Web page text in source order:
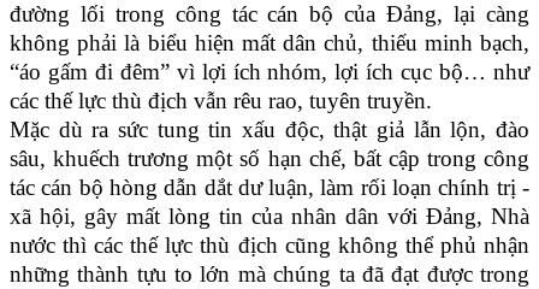
đường lối trong công tác cán bộ của Đảng, lại càng
không phải là biểu hiện mất dân chủ, thiếu minh bạch,
“áo gấm đi đêm” vì lợi ích nhóm, lợi ích cục bộ… như
các thế lực thù địch vẫn rêu rao, tuyên truyền.
Mặc dù ra sức tung tin xấu độc, thật giả lẫn lộn, đào
sâu, khuếch trương một số hạn chế, bất cập trong công
tác cán bộ hòng dẫn dắt dư luận, làm rối loạn chính trị -
xã hội, gây mất lòng tin của nhân dân với Đảng, Nhà
nước thì các thế lực thù địch cũng không thể phủ nhận
những thành tựu to lớn mà chúng ta đã đạt được trong